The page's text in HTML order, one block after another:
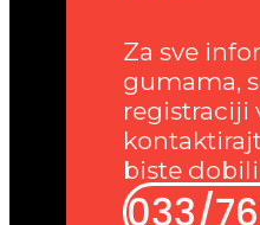
Za sve
gumama,
registraciji
biste
033/